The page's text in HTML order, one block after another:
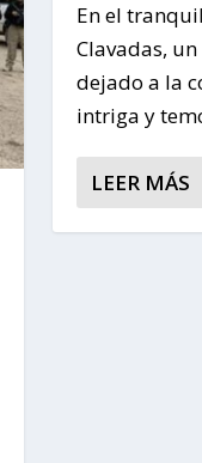
En el
Clavadas,
dejado a la
intriga y
LEER MÁS